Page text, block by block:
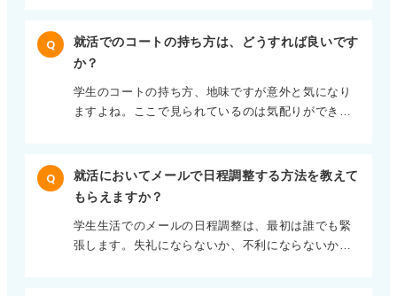
がにオフィスカジュアルとしては控えたほうが無難
です。オフィスカジュアルは会社や業界によって幅
般的な例として、男性ならノーネクタイのシャツに
スラックスやチノパン、足元はローファーなどが安
いえます。 素材や色を工夫して涼しさと誠実さを両
立 周囲の社会人の通勤スタイルなどを見て、参考に
の形より素材選び。 リネンやコットン混、速乾素材
などを選ぶと快適ですし、色も白やベージュ、淡い
Q
就活でのコートの持ち方は、どうすれば良いです
か？
学生のコートの持ち方、地味ですが意外と気になり
ますよね。ここで見られているのは気配りができる
合わせて半分に折り、袖を内側に重ね、裏地が表に
出るようにたたんで左腕に掛けます。こうすると見
内では鞄の上に置き退室後の着用を徹底 室内に入っ
たら、コートは椅子の足元に置いた鞄の上に重ねま
Q
就活においてメールで日程調整する方法を教えて
もらえますか？
学生生活でのメールの日程調整は、最初は誰でも緊
張します。失礼にならないか、不利にならないかと